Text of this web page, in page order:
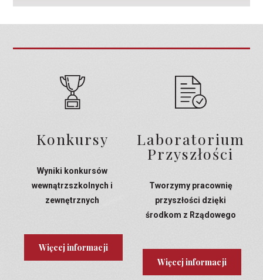
Konkursy
Wyniki konkursów
wewnątrzszkolnych i
zewnętrznych
Więcej informacji
Laboratorium
Przyszłości
Tworzymy pracownię
przyszłości dzięki
środkom z Rządowego
Więcej informacji